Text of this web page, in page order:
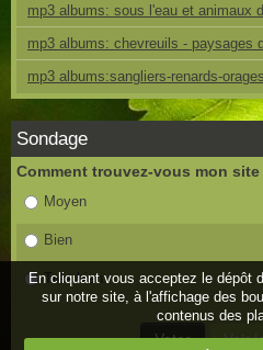
mp3 albums: sous l'eau et animaux
mp3 albums: chevreuils - paysages
mp3 albums:sangliers-renards-orages
Sondage
Comment trouvez-vous mon site
Moyen
Bien
Très bien
En cliquant vous acceptez le dépôt
sur notre site, à l'affichage des
contenus des